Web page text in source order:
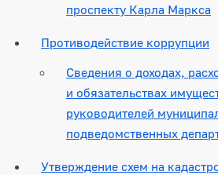
проспекту Карла Маркса
Противодействие коррупции
Сведения о доходах,
и обязательствах
руководителей
подведомственных
Утверждение схем на